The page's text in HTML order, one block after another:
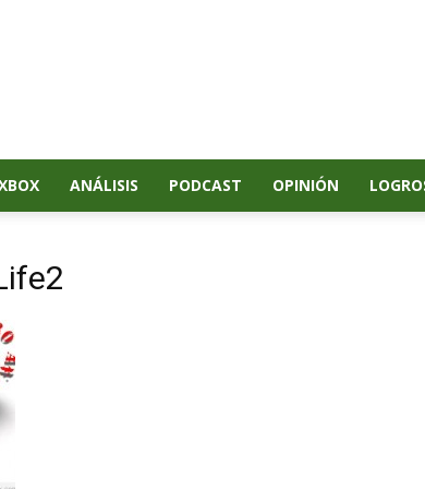
ANÁLISIS PODCAST OPINIÓN